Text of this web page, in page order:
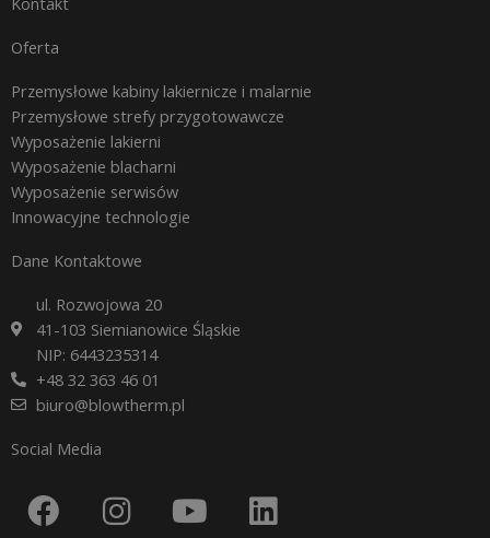
Oferta
Przemysłowe kabiny lakiernicze i malarnie
Przemysłowe strefy przygotowawcze
Wyposażenie lakierni
Wyposażenie blacharni
Wyposażenie serwisów
Innowacyjne technologie
Dane Kontaktowe
ul. Rozwojowa 20
41-103 Siemianowice Śląskie
NIP: 6443235314
+48 32 363 46 01
biuro@blowtherm.pl
Social Media
F
a
I
n
Y
o
L
i